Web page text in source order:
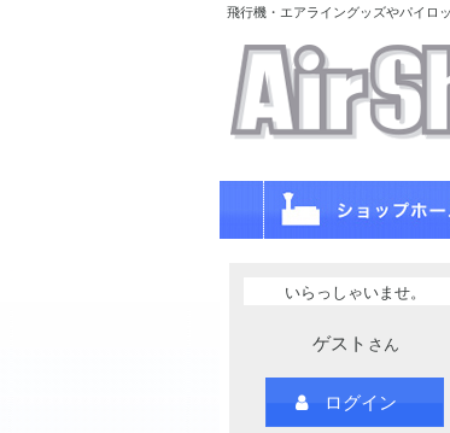
飛行機・エアライングッズやパイロ
いらっしゃいませ。
ゲスト さん
ログイン